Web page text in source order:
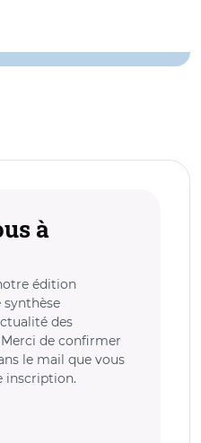
à
édition
des
de confirmer
le mail que vous
inscription.